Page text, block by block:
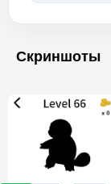
Скриншоты